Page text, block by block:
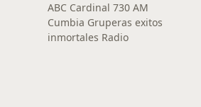
ABC Cardinal 730 AM
Cumbia Gruperas exitos
inmortales Radio